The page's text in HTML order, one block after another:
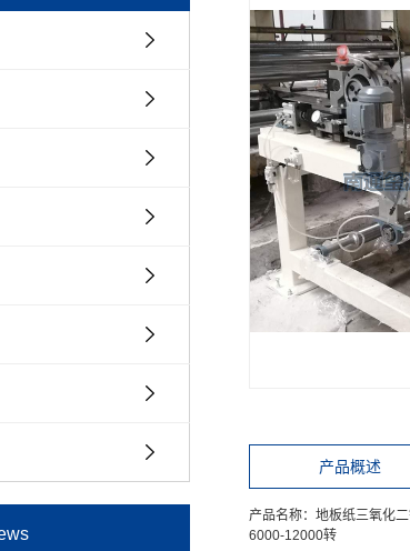
产品概述
产品名称：地板纸三氧化
6000-12000转